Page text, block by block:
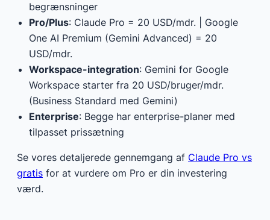
begrænsninger
Pro/Plus: Claude Pro = 20 USD/mdr. | Google
One AI Premium (Gemini Advanced) = 20
USD/mdr.
Workspace-integration: Gemini for Google
Workspace starter fra 20 USD/bruger/mdr.
(Business Standard med Gemini)
Enterprise: Begge har enterprise-planer med
tilpasset prissætning
Se vores detaljerede gennemgang af Claude Pro vs
gratis for at vurdere om Pro er din investering
værd.